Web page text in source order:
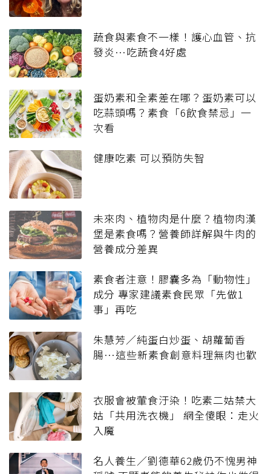
蔬食與素食不一樣！護心血管、抗
發炎…吃蔬食4好處
蛋奶素和全素差在哪？蛋奶素可以
吃蒜頭嗎？素食「6飲食禁忌」一
次看
健康吃素 可以預防失智
未來肉、植物肉是什麼？植物肉漢
堡是素食嗎？營養師詳解與牛肉的
營養成分差異
素食者注意！膠囊多為「動物性」
成分 專家建議素食民眾「先做1
事」再吃
朱慧芳／純蛋白炒蛋、胡蘿蔔香
腸…這些新素食創意料理無肉也歡
衣服會被葷食汙染！吃素二姑禁大
姑「共用洗衣機」 網全傻眼：走火
入魔
名人養生／劉德華62歲仍不愧男神